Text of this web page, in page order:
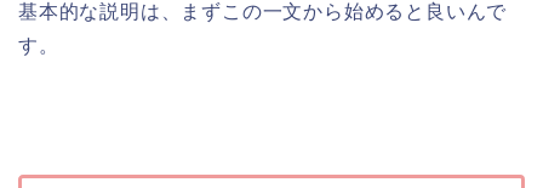
基本的な説明は、まずこの一文から始めると良いんで
す。